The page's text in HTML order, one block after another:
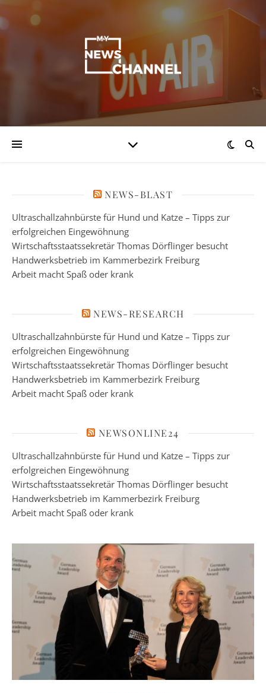
NEWS-BLAST
Ultraschallzahnbürste für Hund und Katze – Tipps zur
erfolgreichen Eingewöhnung
Wirtschaftsstaatssekretär Thomas Dörflinger besucht
Handwerksbetrieb im Kammerbezirk Freiburg
Arbeit macht Spaß oder krank
NEWS-RESEARCH
Ultraschallzahnbürste für Hund und Katze – Tipps zur
erfolgreichen Eingewöhnung
Wirtschaftsstaatssekretär Thomas Dörflinger besucht
Handwerksbetrieb im Kammerbezirk Freiburg
Arbeit macht Spaß oder krank
NEWSONLINE24
Ultraschallzahnbürste für Hund und Katze – Tipps zur
erfolgreichen Eingewöhnung
Wirtschaftsstaatssekretär Thomas Dörflinger besucht
Handwerksbetrieb im Kammerbezirk Freiburg
Arbeit macht Spaß oder krank